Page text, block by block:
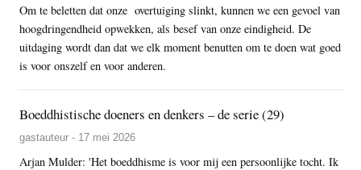
Om te beletten dat onze overtuiging slinkt, kunnen we een gevoel van
hoogdringendheid opwekken, als besef van onze eindigheid. De
uitdaging wordt dan dat we elk moment benutten om te doen wat goed
is voor onszelf en voor anderen.
Boeddhistische doeners en denkers – de serie (29)
gastauteur - 17 mei 2026
Arjan Mulder: 'Het boeddhisme is voor mij een persoonlijke tocht. Ik